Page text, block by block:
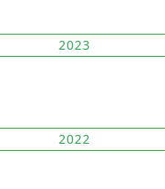
2023
2022